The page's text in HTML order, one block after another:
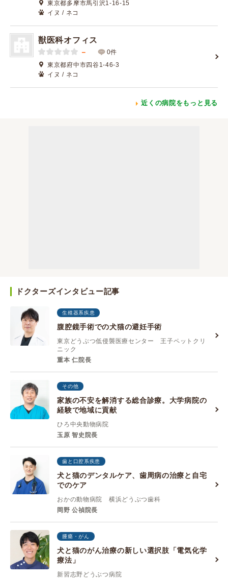
東京都多摩市馬引沢1-16-15
イヌ / ネコ
獣医科オフィス
－
0件
東京都府中市四谷1-46-3
イヌ / ネコ
近くの病院をもっと見る
ドクターズインタビュー記事
生殖器系疾患
腹腔鏡手術での犬猫の避妊手術
東京どうぶつ低侵襲医療センター 王子ペットクリ
ニック
重本 仁院長
その他
家族の不安を解消する総合診療。大学病院の
経験で地域に貢献
ひろ中央動物病院
玉原 智史院長
歯と口腔系疾患
犬と猫のデンタルケア、歯周病の治療と自宅
でのケア
おかの動物病院 横浜どうぶつ歯科
岡野 公禎院長
腫瘍・がん
犬と猫のがん治療の新しい選択肢「電気化学
療法」
新習志野どうぶつ病院